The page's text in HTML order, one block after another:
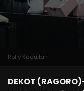
Rolly Kadullah
DEKOT